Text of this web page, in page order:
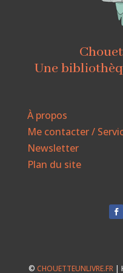
Une
À propos
Me contacter /
Newsletter
Plan du site
©CHOUETTEUNLIVRE.FR |